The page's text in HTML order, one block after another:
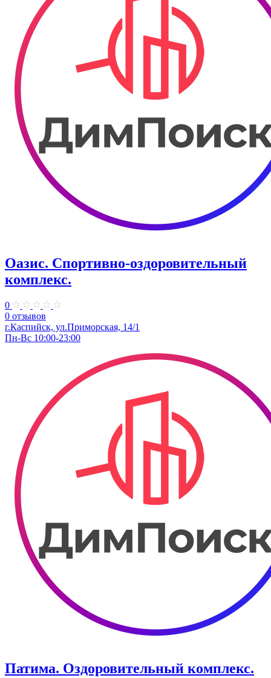
Оазис. Спортивно-оздоровительный
комплекс.
0
0 отзывов
г.Каспийск, ул.Приморская, 14/1
Пн-Вс 10:00-23:00
Патима. Оздоровительный комплекс.